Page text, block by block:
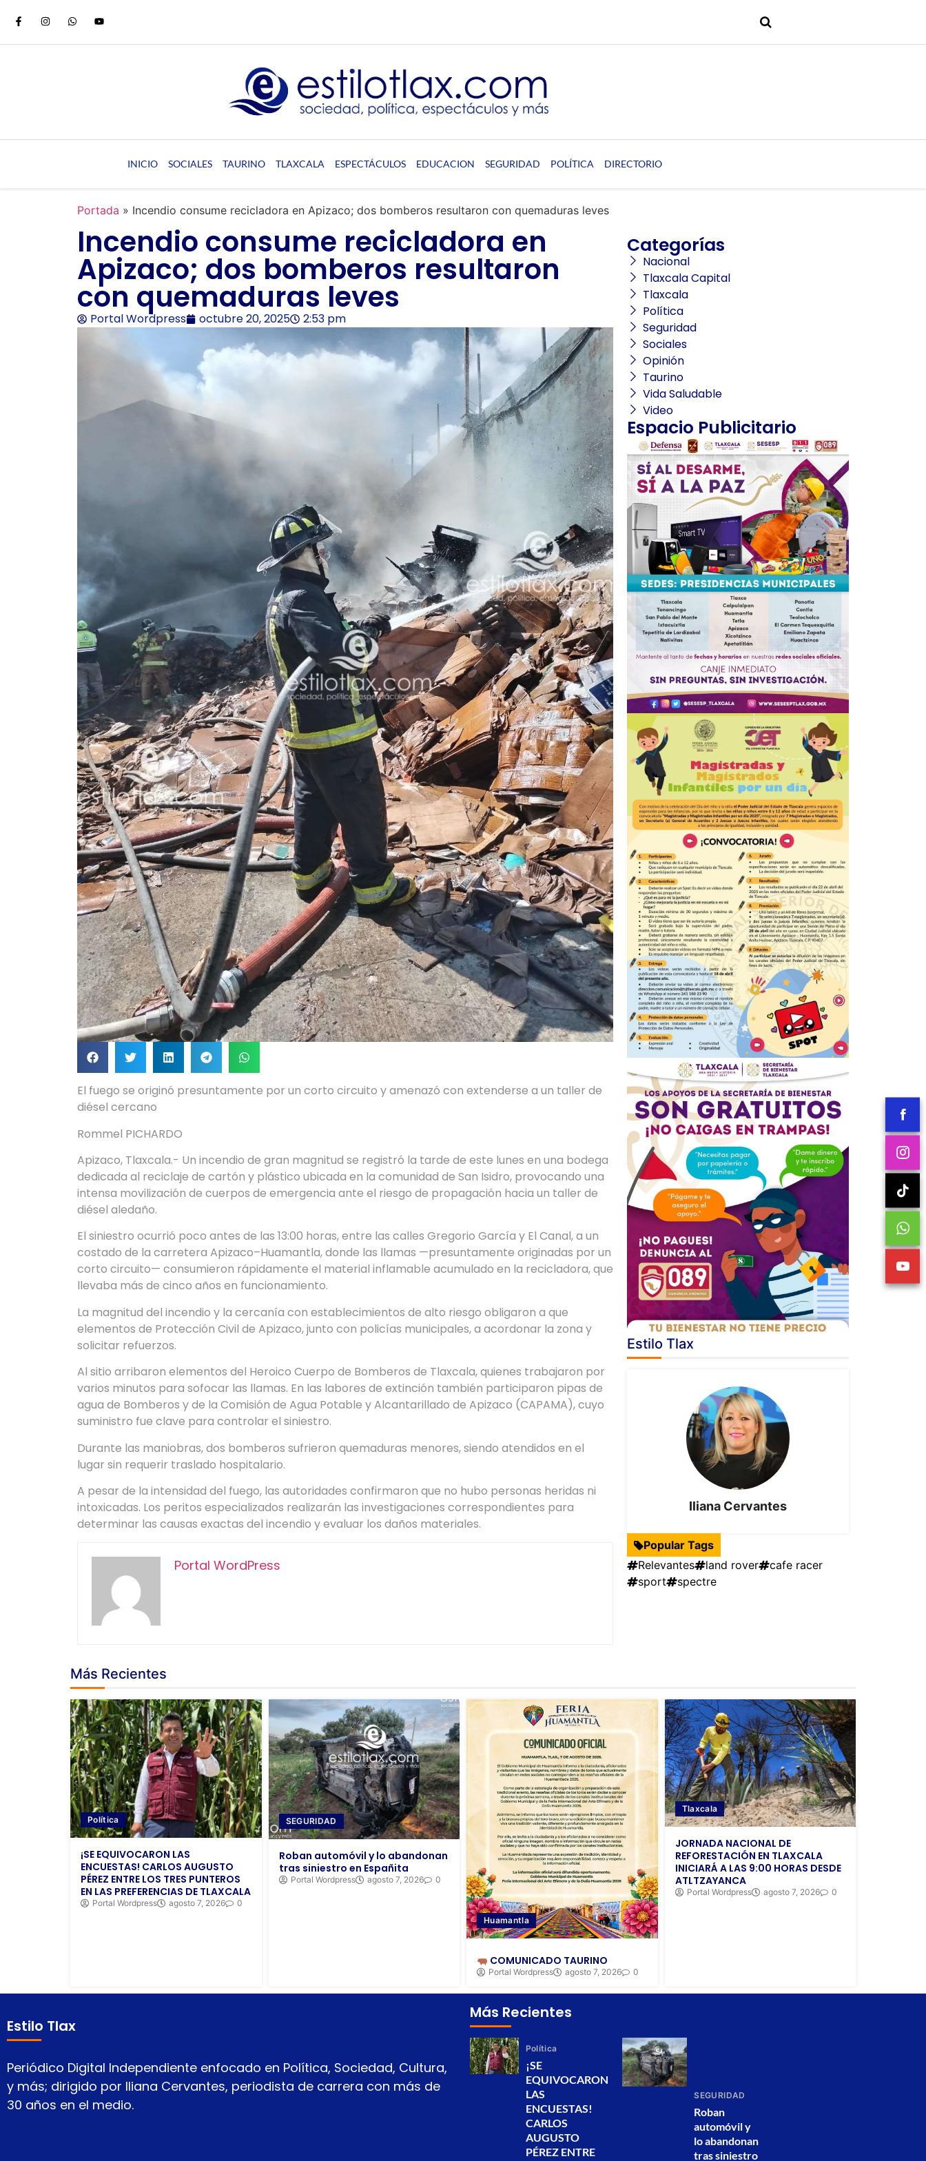
INICIO SOCIALES TAURINO TLAXCALA ESPECTÁCULOS EDUCACION SEGURIDAD POLÍTICA DIRECTORIO
Portada » Incendio consume recicladora en Apizaco; dos bomberos resultaron con quemaduras leves
Incendio consume recicladora en
Apizaco; dos bomberos resultaron
con quemaduras leves
Portal Wordpress octubre 20, 2025 2:53 pm
El fuego se originó presuntamente por un corto circuito y amenazó con extenderse a un taller de
diésel cercano
Rommel PICHARDO
Apizaco, Tlaxcala.- Un incendio de gran magnitud se registró la tarde de este lunes en una bodega
dedicada al reciclaje de cartón y plástico ubicada en la comunidad de San Isidro, provocando una
intensa movilización de cuerpos de emergencia ante el riesgo de propagación hacia un taller de
diésel aledaño.
El siniestro ocurrió poco antes de las 13:00 horas, entre las calles Gregorio García y El Canal, a un
costado de la carretera Apizaco–Huamantla, donde las llamas —presuntamente originadas por un
corto circuito— consumieron rápidamente el material inflamable acumulado en la recicladora, que
llevaba más de cinco años en funcionamiento.
La magnitud del incendio y la cercanía con establecimientos de alto riesgo obligaron a que
elementos de Protección Civil de Apizaco, junto con policías municipales, a acordonar la zona y
solicitar refuerzos.
Al sitio arribaron elementos del Heroico Cuerpo de Bomberos de Tlaxcala, quienes trabajaron por
varios minutos para sofocar las llamas. En las labores de extinción también participaron pipas de
agua de Bomberos y de la Comisión de Agua Potable y Alcantarillado de Apizaco (CAPAMA), cuyo
suministro fue clave para controlar el siniestro.
Durante las maniobras, dos bomberos sufrieron quemaduras menores, siendo atendidos en el
lugar sin requerir traslado hospitalario.
A pesar de la intensidad del fuego, las autoridades confirmaron que no hubo personas heridas ni
intoxicadas. Los peritos especializados realizarán las investigaciones correspondientes para
determinar las causas exactas del incendio y evaluar los daños materiales.
Portal WordPress
Categorías
Nacional
Tlaxcala Capital
Tlaxcala
Política
Seguridad
Sociales
Opinión
Taurino
Vida Saludable
Video
Espacio Publicitario
Estilo Tlax
Iliana Cervantes
Popular Tags
Relevantes
land rover
cafe racer
sport
spectre
Más Recientes
Política
¡SE EQUIVOCARON LAS
ENCUESTAS! CARLOS AUGUSTO
PÉREZ ENTRE LOS TRES PUNTEROS
EN LAS PREFERENCIAS DE TLAXCALA
Portal Wordpress agosto 7, 2026 0
SEGURIDAD
Roban automóvil y lo abandonan
tras siniestro en Españita
Portal Wordpress agosto 7, 2026 0
Huamantla
COMUNICADO TAURINO
Portal Wordpress agosto 7, 2026 0
Tlaxcala
JORNADA NACIONAL DE
REFORESTACIÓN EN TLAXCALA
INICIARÁ A LAS 9:00 HORAS DESDE
ATLTZAYANCA
Portal Wordpress agosto 7, 2026 0
Estilo Tlax
Periódico Digital Independiente enfocado en Política, Sociedad, Cultura,
y más; dirigido por Iliana Cervantes, periodista de carrera con más de
30 años en el medio.
Más Recientes
Política
¡SE
EQUIVOCARON
LAS
ENCUESTAS!
CARLOS
AUGUSTO
PÉREZ ENTRE
SEGURIDAD
Roban
automóvil y
lo abandonan
tras siniestro